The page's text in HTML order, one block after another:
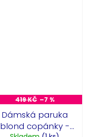
419 KČ –7 %
Dámská paruka
blond copánky -